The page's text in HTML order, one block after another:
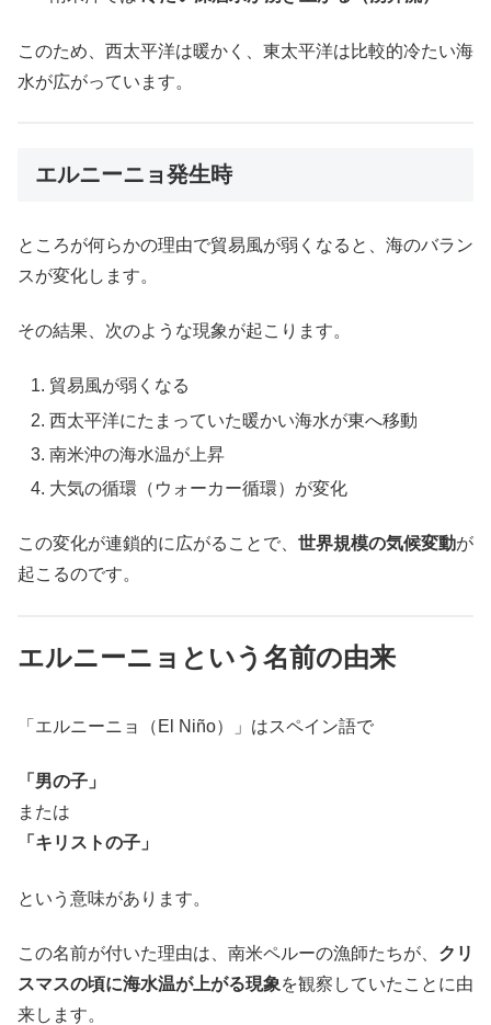
このため、西太平洋は暖かく、東太平洋は比較的冷たい海
水が広がっています。
エルニーニョ発生時
ところが何らかの理由で貿易風が弱くなると、海のバラン
スが変化します。
その結果、次のような現象が起こります。
貿易風が弱くなる
西太平洋にたまっていた暖かい海水が東へ移動
南米沖の海水温が上昇
大気の循環（ウォーカー循環）が変化
この変化が連鎖的に広がることで、 世界規模の気候変動が
起こるのです。
エルニーニョという名前の由来
「エルニーニョ（El Niño）」はスペイン語で
「男の子」
または
「キリストの子」
という意味があります。
この名前が付いた理由は、南米ペルーの漁師たちが、 クリ
スマスの頃に海水温が上がる現象を観察していたことに由
来します。